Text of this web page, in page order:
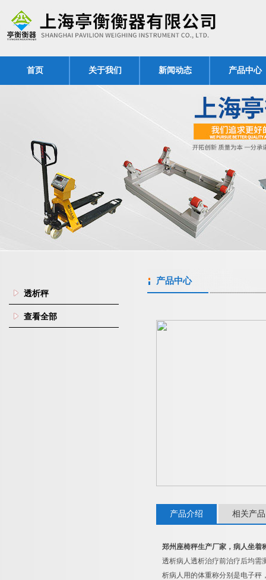
首页 关于我们 新闻动态 产品中心
透析秤
查看全部
产品中心
产品介绍 相关产品
郑州座椅秤生产厂家，病人坐着
透析病人透析治疗前治疗后均需
析病人用的体重称分别是电子秤